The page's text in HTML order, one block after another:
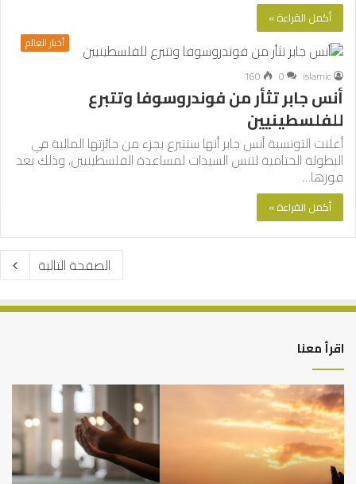
أكمل القراءة »
أخبار العالم
islamic
0
160
أنس جابر تثأر من فوندروسوفا وتتبرع
للفلسطينيين
أعلنت التونسية أنس جابر أنها ستتبرع بجزء من جائزتها المالية في
البطولة الختامية لتنس السيدات لمساعدة الفلسطينيين، وذلك بعد
فوزها…
أكمل القراءة »
الصفحة التالية
اقرأ معنا
أهم
أسباب
عدم
استجابة
الدعاء